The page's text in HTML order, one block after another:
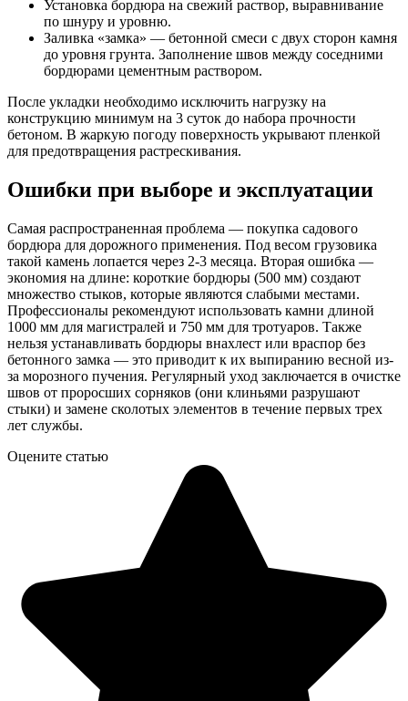
Установка бордюра на свежий раствор, выравнивание
по шнуру и уровню.
Заливка «замка» — бетонной смеси с двух сторон камня
до уровня грунта. Заполнение швов между соседними
бордюрами цементным раствором.
После укладки необходимо исключить нагрузку на
конструкцию минимум на 3 суток до набора прочности
бетоном. В жаркую погоду поверхность укрывают пленкой
для предотвращения растрескивания.
Ошибки при выборе и эксплуатации
Самая распространенная проблема — покупка садового
бордюра для дорожного применения. Под весом грузовика
такой камень лопается через 2-3 месяца. Вторая ошибка —
экономия на длине: короткие бордюры (500 мм) создают
множество стыков, которые являются слабыми местами.
Профессионалы рекомендуют использовать камни длиной
1000 мм для магистралей и 750 мм для тротуаров. Также
нельзя устанавливать бордюры внахлест или враспор без
бетонного замка — это приводит к их выпиранию весной из-
за морозного пучения. Регулярный уход заключается в очистке
швов от проросших сорняков (они клиньями разрушают
стыки) и замене сколотых элементов в течение первых трех
лет службы.
Оцените статью